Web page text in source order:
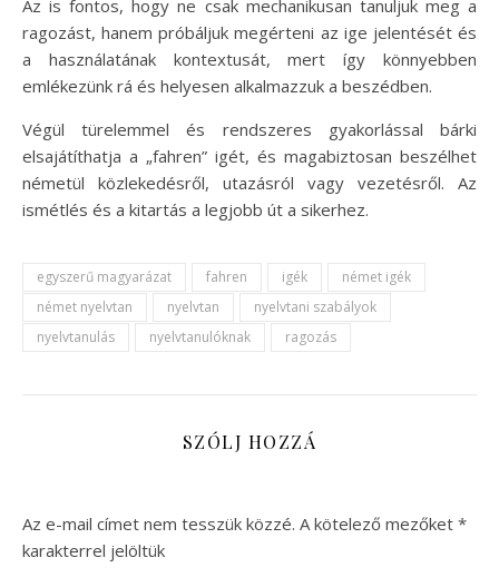
Az is fontos, hogy ne csak mechanikusan tanuljuk meg a
ragozást, hanem próbáljuk megérteni az ige jelentését és
a használatának kontextusát, mert így könnyebben
emlékezünk rá és helyesen alkalmazzuk a beszédben.
Végül türelemmel és rendszeres gyakorlással bárki
elsajátíthatja a „fahren” igét, és magabiztosan beszélhet
németül közlekedésről, utazásról vagy vezetésről. Az
ismétlés és a kitartás a legjobb út a sikerhez.
egyszerű magyarázat fahren igék
német igék
német nyelvtan
nyelvtan
nyelvtani szabályok
nyelvtanulás
nyelvtanulóknak ragozás
SZÓLJ HOZZÁ
Az e-mail címet nem tesszük közzé. A kötelező mezőket *
karakterrel jelöltük